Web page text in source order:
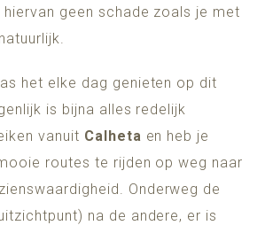
geen schade zoals je met
het elke dag genieten op dit
is bijna alles redelijk
vanuit Calheta en heb je
routes te rijden op weg naar
Onderweg de
na de andere, er is